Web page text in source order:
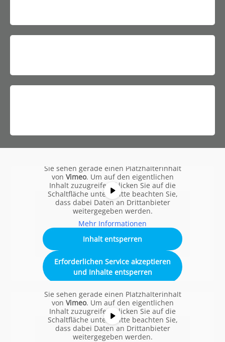
Sie sehen gerade einen Platzhalterinhalt
von Vimeo. Um auf den eigentlichen
Inhalt zuzugreifen, klicken Sie auf die
Schaltfläche unten. Bitte beachten Sie,
dass dabei Daten an Drittanbieter
weitergegeben werden.
Mehr Informationen
Inhalt entsperren
Erforderlichen Service akzeptieren
und Inhalte entsperren
Sie sehen gerade einen Platzhalterinhalt
von Vimeo. Um auf den eigentlichen
Inhalt zuzugreifen, klicken Sie auf die
Schaltfläche unten. Bitte beachten Sie,
dass dabei Daten an Drittanbieter
weitergegeben werden.